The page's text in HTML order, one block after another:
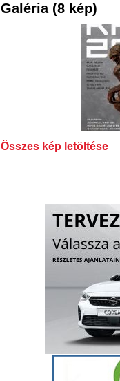
Galéria (8 kép)
Összes kép letöltése